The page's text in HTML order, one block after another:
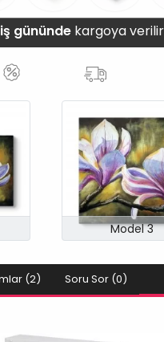
iş gününde kargoya
Model 3
(2) Soru Sor (0)